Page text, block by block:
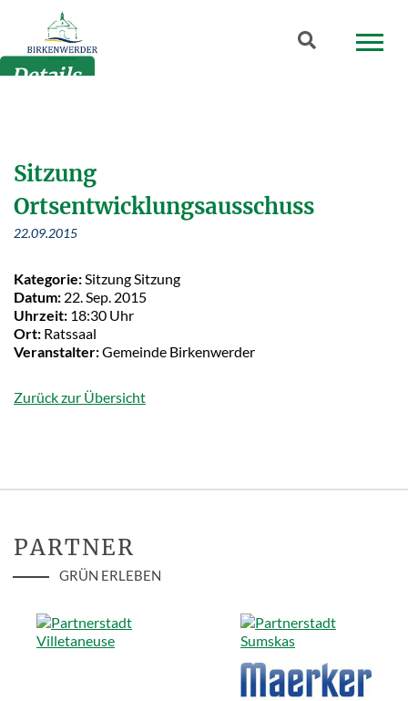
Zum Hauptinhalt springen
Suchbegriff
Details
Sitzung
Ortsentwicklungsausschuss
22.09.2015
Kategorie:Sitzung Sitzung
Datum: 22. Sep. 2015
Uhrzeit: 18:30 Uhr
Ort: Ratssaal
Veranstalter:Gemeinde Birkenwerder
Zurück zur Übersicht
PARTNER
GRÜN ERLEBEN